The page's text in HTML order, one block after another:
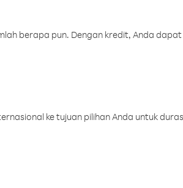
berapa pun. Dengan kredit, Anda
ke tujuan pilihan Anda untuk